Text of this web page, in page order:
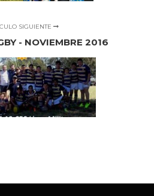
SIGUIENTE
- NOVIEMBRE 2016